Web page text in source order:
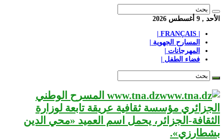
الأحد , 9 أغسطس 2026
المسارح الجهوية |
المهرجانات |
فضاء الطفل |
www.tna.dz المسرح الوطني
الجزائري مؤسسة ثقافية عريقة تابعة لوزارة
الثقافة-الجزائر، يحمل اسم العميد «محي الدين
بشطارزي».